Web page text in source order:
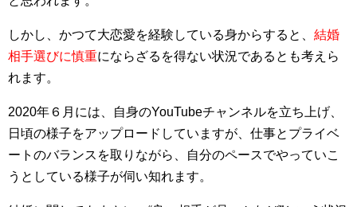
しかし、かつて大恋愛を経験している身からすると、 結婚
相手選びに慎重にならざるを得ない状況であるとも考えら
れます。
2020年６月には、自身のYouTubeチャンネルを立ち上げ、
日頃の様子をアップロードしていますが、仕事とプライベ
ートのバランスを取りながら、自分のペースでやっていこ
うとしている様子が伺い知れます。